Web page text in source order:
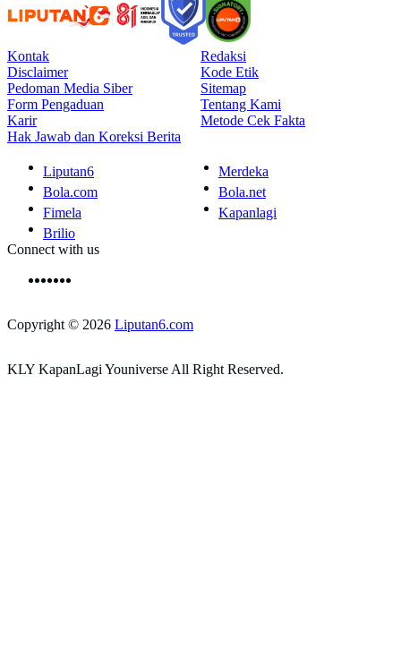
Kontak
Redaksi
Disclaimer
Kode Etik
Pedoman Media Siber
Sitemap
Form Pengaduan
Tentang Kami
Karir
Metode Cek Fakta
Hak Jawab dan Koreksi Berita
Liputan6
Merdeka
Bola.com
Bola.net
Fimela
Kapanlagi
Brilio
Connect with us
Copyright © 2026 Liputan6.com
KLY KapanLagi Youniverse All Right Reserved.